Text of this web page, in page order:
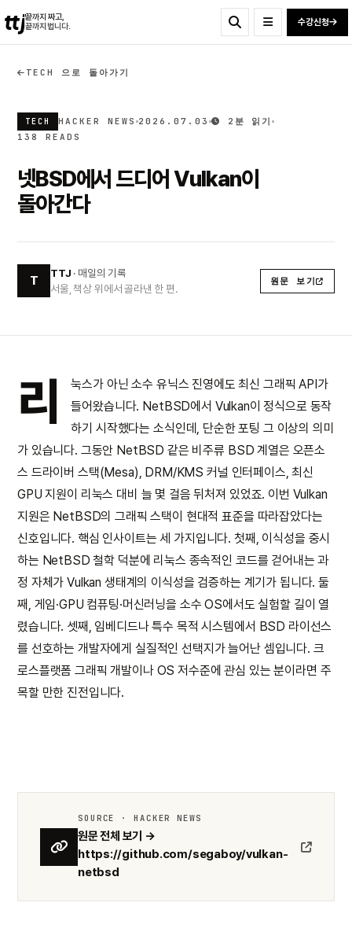
ttj끝까지 짜고,
끝까지 법니다.
수강신청
TECH 으로 돌아가기
TECH HACKER NEWS 2026.07.03
2분 읽기
138 READS
넷BSD에서 드디어 Vulkan이
돌아간다
T
TTJ · 매일의 기록
서울, 책상 위에서 골라낸 한 편.
원문 보기
리
눅스가 아닌 소수 유닉스 진영에도 최신 그래픽 API가
들어왔습니다. NetBSD에서 Vulkan이 정식으로 동작
하기 시작했다는 소식인데, 단순한 포팅 그 이상의 의미
가 있습니다. 그동안 NetBSD 같은 비주류 BSD 계열은 오픈소
스 드라이버 스택(Mesa), DRM/KMS 커널 인터페이스, 최신
GPU 지원이 리눅스 대비 늘 몇 걸음 뒤처져 있었죠. 이번 Vulkan
지원은 NetBSD의 그래픽 스택이 현대적 표준을 따라잡았다는
신호입니다. 핵심 인사이트는 세 가지입니다. 첫째, 이식성을 중시
하는 NetBSD 철학 덕분에 리눅스 종속적인 코드를 걷어내는 과
정 자체가 Vulkan 생태계의 이식성을 검증하는 계기가 됩니다. 둘
째, 게임·GPU 컴퓨팅·머신러닝을 소수 OS에서도 실험할 길이 열
렸습니다. 셋째, 임베디드나 특수 목적 시스템에서 BSD 라이선스
를 선호하는 개발자에게 실질적인 선택지가 늘어난 셈입니다. 크
로스플랫폼 그래픽 개발이나 OS 저수준에 관심 있는 분이라면 주
목할 만한 진전입니다.
SOURCE · HACKER NEWS
원문 전체 보기 →
https://github.com/segaboy/vulkan-
netbsd